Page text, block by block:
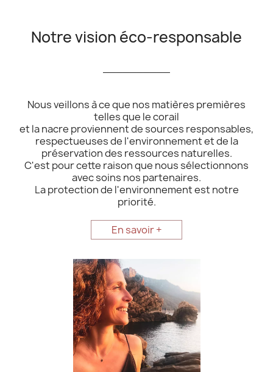
Notre vision éco-responsable
Nous veillons à ce que nos matières premières
telles que le corail
et la nacre proviennent de sources responsables,
respectueuses de l'environnement et de la
préservation des ressources naturelles.
C'est pour cette raison que nous sélectionnons
avec soins nos partenaires.
La protection de l'environnement est notre
priorité.
En savoir +